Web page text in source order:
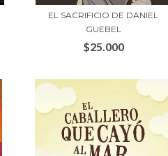
EL SACRIFICIO DE DANIEL
GUEBEL
$25.000